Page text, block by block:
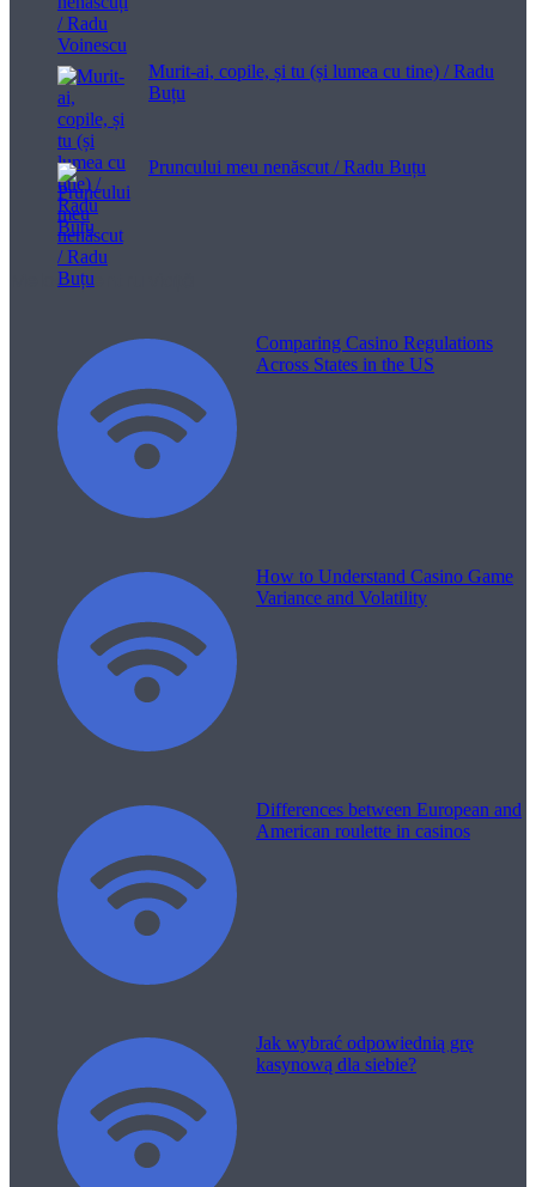
Murit-ai, copile, și tu (și lumea cu tine) / Radu
Buțu
Pruncului meu nenăscut / Radu Buțu
Melodii pentru viață
Comparing Casino Regulations
Across States in the US
How to Understand Casino Game
Variance and Volatility
Differences between European and
American roulette in casinos
Jak wybrać odpowiednią grę
kasynową dla siebie?